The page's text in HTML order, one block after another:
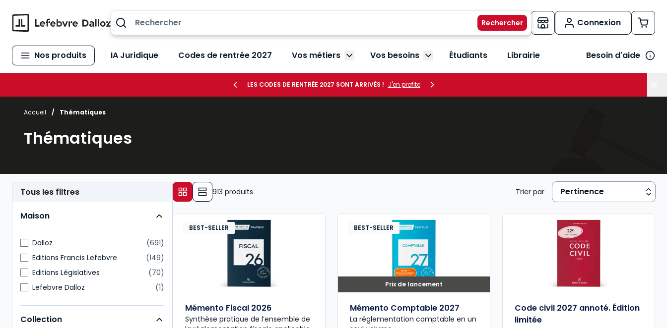
Connexion
Nos produits IA Juridique Codes de rentrée 2027 Vos métiers Afficher le sous-menu Vos métiers
Vos besoins Afficher le sous-menu Vos besoins
Étudiants Librairie Besoin d'aide
LES CODES DE RENTRÉE 2027 SONT ARRIVÉS ! J'en profite
Accueil / Thématiques
Thématiques
Tous les filtres
Maison
Dalloz
691
Editions Francis Lefebvre
149
Editions Législatives
70
Lefebvre Dalloz
1
Collection
913 produits Trier par
BEST-SELLER
Mémento Fiscal 2026
Synthèse pratique de l’ensemble de
Prix de lancement
BEST-SELLER
Mémento Comptable 2027
La réglementation comptable en un
Code civil 2027 annoté. Édition
limitée